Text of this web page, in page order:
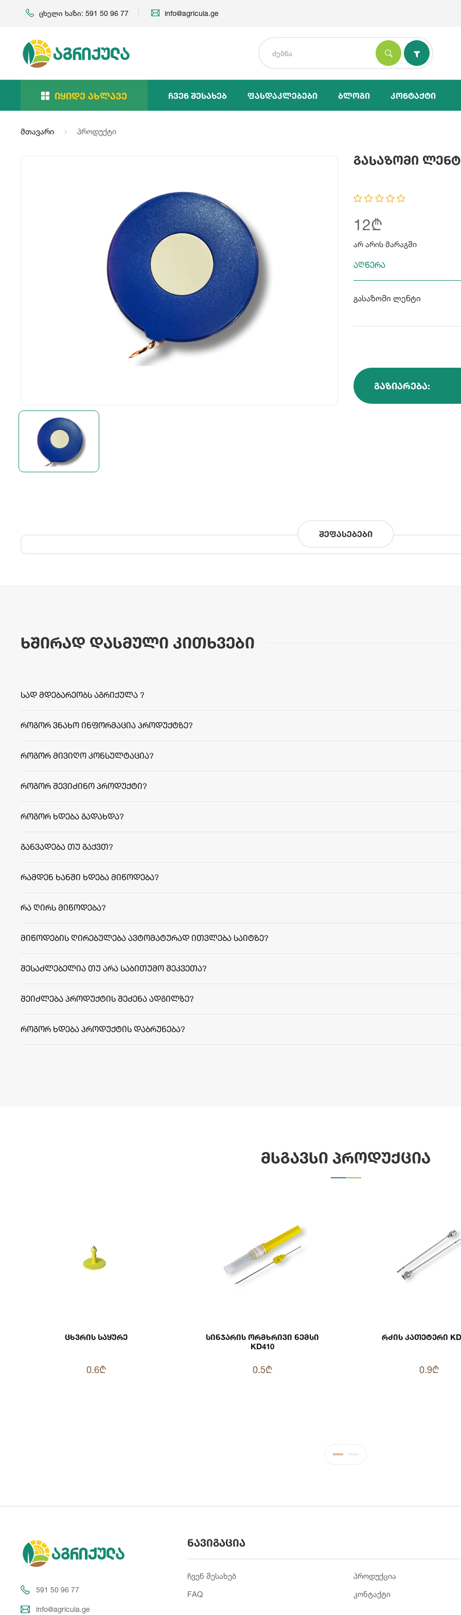
ცხელი ხაზი: 591 50 96 77 info@agricula.ge
Იყიდე Ახლავე Ჩვენ Შესახებ Ფასდაკლებები Ბლოგი Კონტაქტი
მთავარი პროდუქტი
Გასაზომი
12₾
არ არის მარაგში
აღწერა
გასაზომი ლენტი
ᲒᲐᲖᲘᲐᲠᲔᲑᲐ:
შეფასებები
ხშირად დასმული კითხვები
სად მდებარეობს აგრიქულა ?
როგორ ვნახო ინფორმაცია პროდუქტზე?
როგორ მივიღო კონსულტაცია?
როგორ შევიძინო პროდუქტი?
როგორ ხდება გადახდა?
განვადება თუ გაქვთ?
რამდენ ხანში ხდება მიწოდება?
რეგიონები:
რა ღირს მიწოდება?
მიწოდების ღირებულება ავტომატურად ითვლება საიტზე?
შესაძლებელია თუ არა საბითუმო შეკვეთა?
შეიძლება პროდუქტის შეძენა ადგილზე?
როგორ ხდება პროდუქტის დაბრუნება?
მსგავსი პროდუქცია
Ცხვრის Საყურე
0.6₾
Სინჯარის Ორმხრივი Ნემსი
KD410
0.5₾
Რძის
0.9₾
591 50 96 77
info@agricula.ge
ნავიგაცია
ჩვენ შესახებ
FAQ
პროდუქცია
კონტაქტი